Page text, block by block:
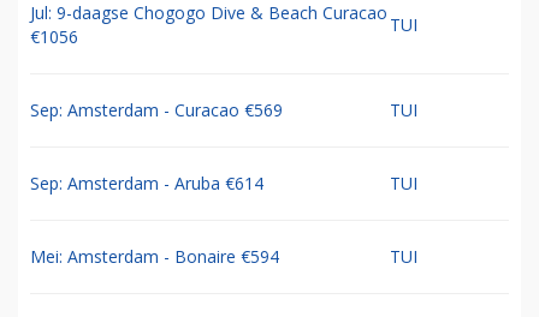
Jul: 9-daagse Chogogo Dive & Beach Curacao
€1056
TUI
Sep: Amsterdam - Curacao €569 TUI
Sep: Amsterdam - Aruba €614 TUI
Mei: Amsterdam - Bonaire €594 TUI